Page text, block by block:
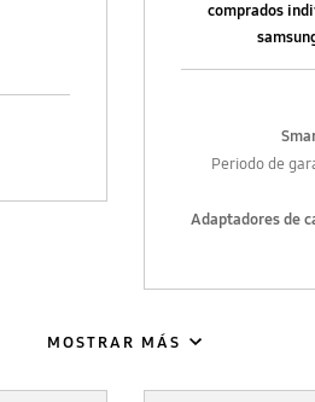
comprados
Periodo de
Adaptadores de
MOSTRAR MÁS